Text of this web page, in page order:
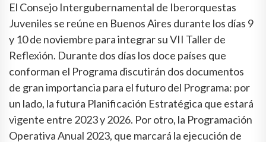
El Consejo Intergubernamental de Iberorquestas
Juveniles se reúne en Buenos Aires durante los días 9
y 10 de noviembre para integrar su VII Taller de
Reflexión. Durante dos días los doce países que
conforman el Programa discutirán dos documentos
de gran importancia para el futuro del Programa: por
un lado, la futura Planificación Estratégica que estará
vigente entre 2023 y 2026. Por otro, la Programación
Operativa Anual 2023, que marcará la ejecución de